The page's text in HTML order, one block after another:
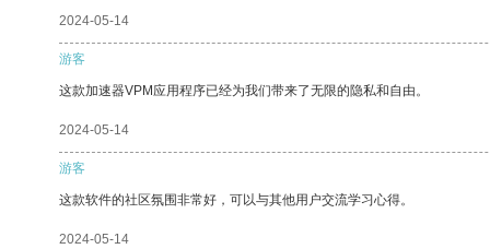
2024-05-14
游客
这款加速器VPM应用程序已经为我们带来了无限的隐私和自由。
2024-05-14
游客
这款软件的社区氛围非常好，可以与其他用户交流学习心得。
2024-05-14